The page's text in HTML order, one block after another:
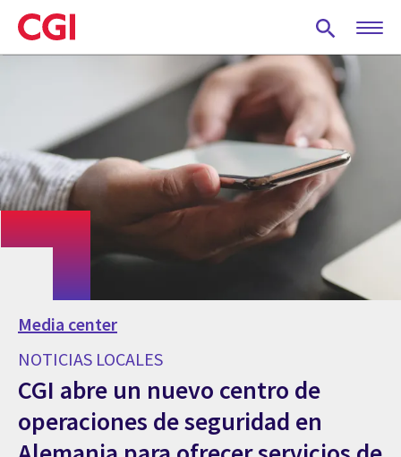
Skip
to
main
Media center
NOTICIAS LOCALES
CGI abre un nuevo centro de
operaciones de seguridad en